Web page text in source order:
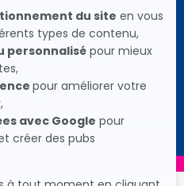
NOUS CONTACTER
BIOGARAN